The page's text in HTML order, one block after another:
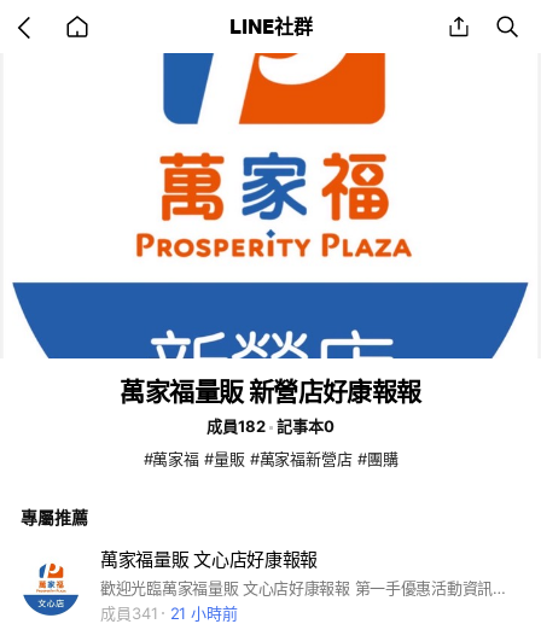
back LINE社群 share
萬家福量販 新營店好康報報
成員182
記事本0
#萬家福 #量販 #萬家福新營店 #團購
專屬推薦
萬家福量販 文心店好康報報
歡迎光臨萬家福量販 文心店好康報報 第一手優惠活動資訊都在這裡
成員341
21 小時前